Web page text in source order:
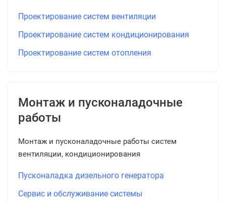
Проектирование систем вентиляции
Проектирование систем кондиционирования
Проектирование систем отопления
Монтаж и пусконаладочные
работы
Монтаж и пусконаладочные работы систем
вентиляции, кондиционирования
Пусконаладка дизельного генератора
Сервис и обслуживание системы